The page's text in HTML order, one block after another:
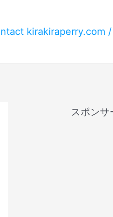
kirakiraperry.com /
スポンサ